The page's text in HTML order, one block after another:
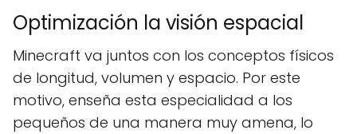
Optimización la visión espacial
Minecraft va juntos con los conceptos físicos
de longitud, volumen y espacio. Por este
motivo, enseña esta especialidad a los
pequeños de una manera muy amena, lo